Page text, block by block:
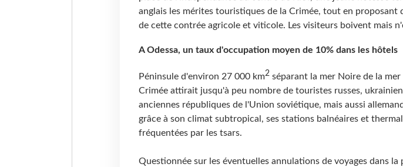
anglais les mérites touristiques de la Crimée, tout en proposant
de cette contrée agricole et viticole. Les visiteurs boivent mais
A Odessa, un taux d'occupation moyen de 10% dans les hôtels
Péninsule d'environ 27 000 km2séparant la mer Noire de la mer
Crimée attirait jusqu'à peu nombre de touristes russes,
anciennes républiques de l'Union soviétique, mais aussi
grâce à son climat subtropical, ses stations balnéaires et
fréquentées par les tsars.
Questionnée sur les éventuelles annulations de voyages dans la